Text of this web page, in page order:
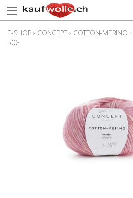
E-SHOP › CONCEPT › COTTON-MERINO ›
50G